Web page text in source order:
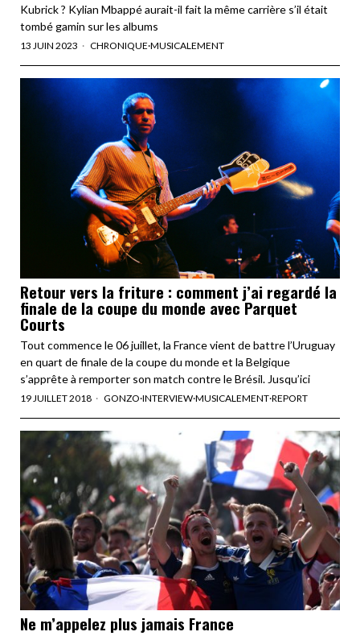
Kubrick ? Kylian Mbappé aurait-il fait la même carrière s’il était
tombé gamin sur les albums
13 JUIN 2023 CHRONIQUE·MUSICALEMENT
Retour vers la friture : comment j’ai regardé la
finale de la coupe du monde avec Parquet
Courts
Tout commence le 06 juillet, la France vient de battre l’Uruguay
en quart de finale de la coupe du monde et la Belgique
s’apprête à remporter son match contre le Brésil. Jusqu’ici
19 JUILLET 2018 GONZO·INTERVIEW·MUSICALEMENT·REPORT
Ne m’appelez plus jamais France